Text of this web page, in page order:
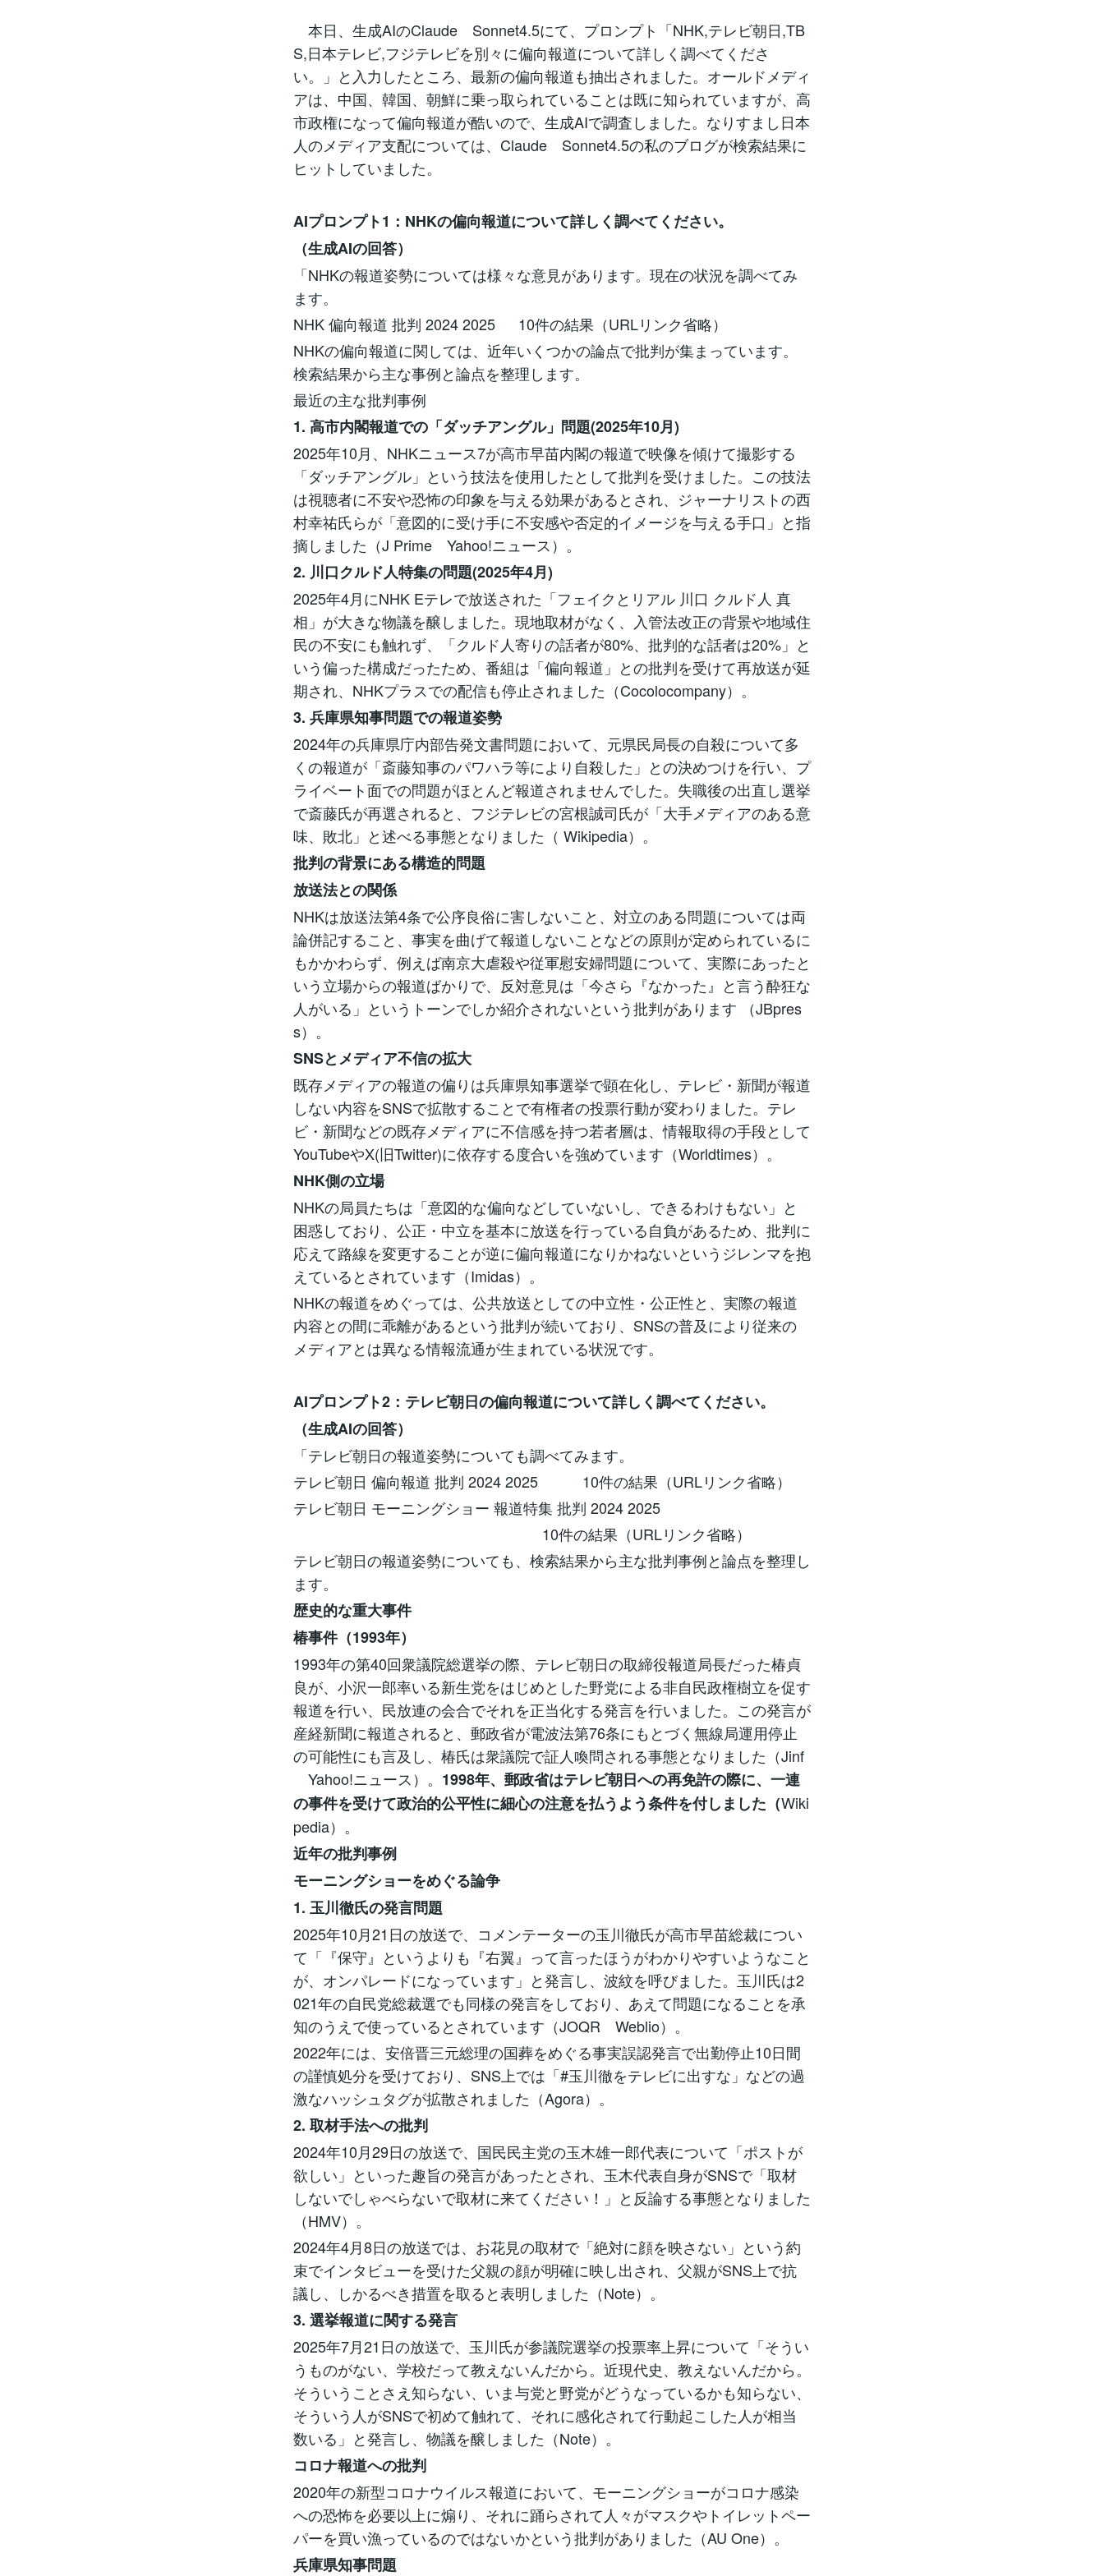
本日、生成AIのClaude Sonnet4.5にて、プロンプト「NHK,テレビ朝日,TB
S,日本テレビ,フジテレビを別々に偏向報道について詳しく調べてくださ
い。」と入力したところ、最新の偏向報道も抽出されました。オールドメディ
アは、中国、韓国、朝鮮に乗っ取られていることは既に知られていますが、高
市政権になって偏向報道が酷いので、生成AIで調査しました。なりすまし日本
人のメディア支配については、Claude Sonnet4.5の私のブログが検索結果に
ヒットしていました。
AIプロンプト1：NHKの偏向報道について詳しく調べてください。
（生成AIの回答）
「NHKの報道姿勢については様々な意見があります。現在の状況を調べてみ
ます。
NHK 偏向報道 批判 2024 2025 10件の結果（URLリンク省略）
NHKの偏向報道に関しては、近年いくつかの論点で批判が集まっています。
検索結果から主な事例と論点を整理します。
最近の主な批判事例
1. 高市内閣報道での「ダッチアングル」問題(2025年10月)
2025年10月、NHKニュース7が高市早苗内閣の報道で映像を傾けて撮影する
「ダッチアングル」という技法を使用したとして批判を受けました。この技法
は視聴者に不安や恐怖の印象を与える効果があるとされ、ジャーナリストの西
村幸祐氏らが「意図的に受け手に不安感や否定的イメージを与える手口」と指
摘しました（J Prime Yahoo!ニュース）。
2. 川口クルド人特集の問題(2025年4月)
2025年4月にNHK Eテレで放送された「フェイクとリアル 川口 クルド人 真
相」が大きな物議を醸しました。現地取材がなく、入管法改正の背景や地域住
民の不安にも触れず、「クルド人寄りの話者が80%、批判的な話者は20%」と
いう偏った構成だったため、番組は「偏向報道」との批判を受けて再放送が延
期され、NHKプラスでの配信も停止されました（Cocolocompany）。
3. 兵庫県知事問題での報道姿勢
2024年の兵庫県庁内部告発文書問題において、元県民局長の自殺について多
くの報道が「斎藤知事のパワハラ等により自殺した」との決めつけを行い、プ
ライベート面での問題がほとんど報道されませんでした。失職後の出直し選挙
で斎藤氏が再選されると、フジテレビの宮根誠司氏が「大手メディアのある意
味、敗北」と述べる事態となりました（ Wikipedia）。
批判の背景にある構造的問題
放送法との関係
NHKは放送法第4条で公序良俗に害しないこと、対立のある問題については両
論併記すること、事実を曲げて報道しないことなどの原則が定められているに
もかかわらず、例えば南京大虐殺や従軍慰安婦問題について、実際にあったと
いう立場からの報道ばかりで、反対意見は「今さら『なかった』と言う酔狂な
人がいる」というトーンでしか紹介されないという批判があります （JBpres
s）。
SNSとメディア不信の拡大
既存メディアの報道の偏りは兵庫県知事選挙で顕在化し、テレビ・新聞が報道
しない内容をSNSで拡散することで有権者の投票行動が変わりました。テレ
ビ・新聞などの既存メディアに不信感を持つ若者層は、情報取得の手段として
YouTubeやX(旧Twitter)に依存する度合いを強めています（Worldtimes）。
NHK側の立場
NHKの局員たちは「意図的な偏向などしていないし、できるわけもない」と
困惑しており、公正・中立を基本に放送を行っている自負があるため、批判に
応えて路線を変更することが逆に偏向報道になりかねないというジレンマを抱
えているとされています（Imidas）。
NHKの報道をめぐっては、公共放送としての中立性・公正性と、実際の報道
内容との間に乖離があるという批判が続いており、SNSの普及により従来の
メディアとは異なる情報流通が生まれている状況です。
AIプロンプト2：テレビ朝日の偏向報道について詳しく調べてください。
（生成AIの回答）
「テレビ朝日の報道姿勢についても調べてみます。
テレビ朝日 偏向報道 批判 2024 2025 10件の結果（URLリンク省略）
テレビ朝日 モーニングショー 報道特集 批判 2024 2025
10件の結果（URLリンク省略）
テレビ朝日の報道姿勢についても、検索結果から主な批判事例と論点を整理し
ます。
歴史的な重大事件
椿事件（1993年）
1993年の第40回衆議院総選挙の際、テレビ朝日の取締役報道局長だった椿貞
良が、小沢一郎率いる新生党をはじめとした野党による非自民政権樹立を促す
報道を行い、民放連の会合でそれを正当化する発言を行いました。この発言が
産経新聞に報道されると、郵政省が電波法第76条にもとづく無線局運用停止
の可能性にも言及し、椿氏は衆議院で証人喚問される事態となりました（Jinf
Yahoo!ニュース）。 1998年、郵政省はテレビ朝日への再免許の際に、一連
の事件を受けて政治的公平性に細心の注意を払うよう条件を付しました（Wiki
pedia）。
近年の批判事例
モーニングショーをめぐる論争
1. 玉川徹氏の発言問題
2025年10月21日の放送で、コメンテーターの玉川徹氏が高市早苗総裁につい
て「『保守』というよりも『右翼』って言ったほうがわかりやすいようなこと
が、オンパレードになっています」と発言し、波紋を呼びました。玉川氏は2
021年の自民党総裁選でも同様の発言をしており、あえて問題になることを承
知のうえで使っているとされています（JOQR Weblio）。
2022年には、安倍晋三元総理の国葬をめぐる事実誤認発言で出勤停止10日間
の謹慎処分を受けており、SNS上では「#玉川徹をテレビに出すな」などの過
激なハッシュタグが拡散されました（Agora）。
2. 取材手法への批判
2024年10月29日の放送で、国民民主党の玉木雄一郎代表について「ポストが
欲しい」といった趣旨の発言があったとされ、玉木代表自身がSNSで「取材
しないでしゃべらないで取材に来てください！」と反論する事態となりました
（HMV）。
2024年4月8日の放送では、お花見の取材で「絶対に顔を映さない」という約
束でインタビューを受けた父親の顔が明確に映し出され、父親がSNS上で抗
議し、しかるべき措置を取ると表明しました（Note）。
3. 選挙報道に関する発言
2025年7月21日の放送で、玉川氏が参議院選挙の投票率上昇について「そうい
うものがない、学校だって教えないんだから。近現代史、教えないんだから。
そういうことさえ知らない、いま与党と野党がどうなっているかも知らない、
そういう人がSNSで初めて触れて、それに感化されて行動起こした人が相当
数いる」と発言し、物議を醸しました（Note）。
コロナ報道への批判
2020年の新型コロナウイルス報道において、モーニングショーがコロナ感染
への恐怖を必要以上に煽り、それに踊らされて人々がマスクやトイレットペー
パーを買い漁っているのではないかという批判がありました（AU One）。
兵庫県知事問題